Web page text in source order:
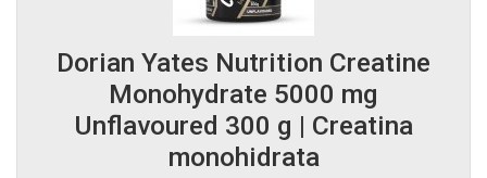
Dorian Yates Nutrition Creatine
Monohydrate 5000 mg
Unflavoured 300 g | Creatina
monohidrata